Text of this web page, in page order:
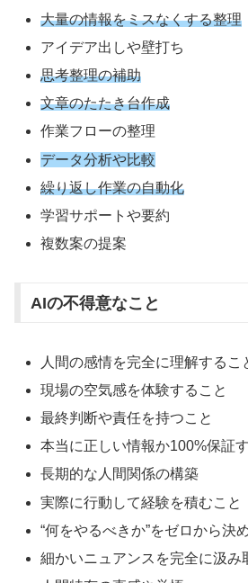
大量の情報をミスなくする整理
アイデア出しや壁打ち
思考整理の補助
文章のたたき台作成
作業フローの整理
データ分析や比較
繰り返し作業の自動化
学習サポートや要約
複数案の提案
AIの不得意なこと
人間の感情を完全に理解するこ
現場の空気感を体験すること
最終判断や責任を持つこと
本当に正しい情報か100%保証
長期的な人間関係の構築
実際に行動して経験を積むこと
“何をやるべきか”をゼロから決
細かいニュアンスを完全に汲み